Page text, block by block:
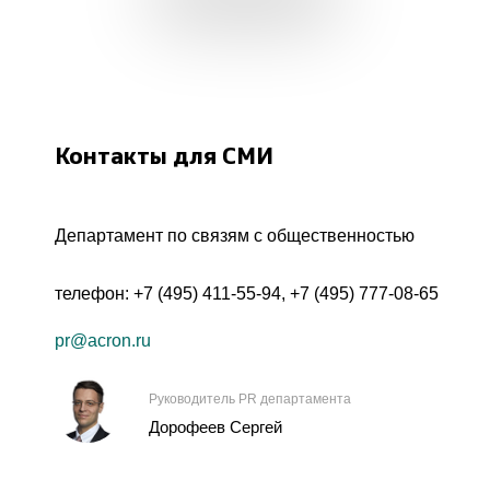
Контакты для СМИ
Департамент по связям с общественностью
телефон: +7 (495) 411-55-94, +7 (495) 777-08-65
pr@acron.ru
Руководитель PR департамента
Дорофеев Сергей